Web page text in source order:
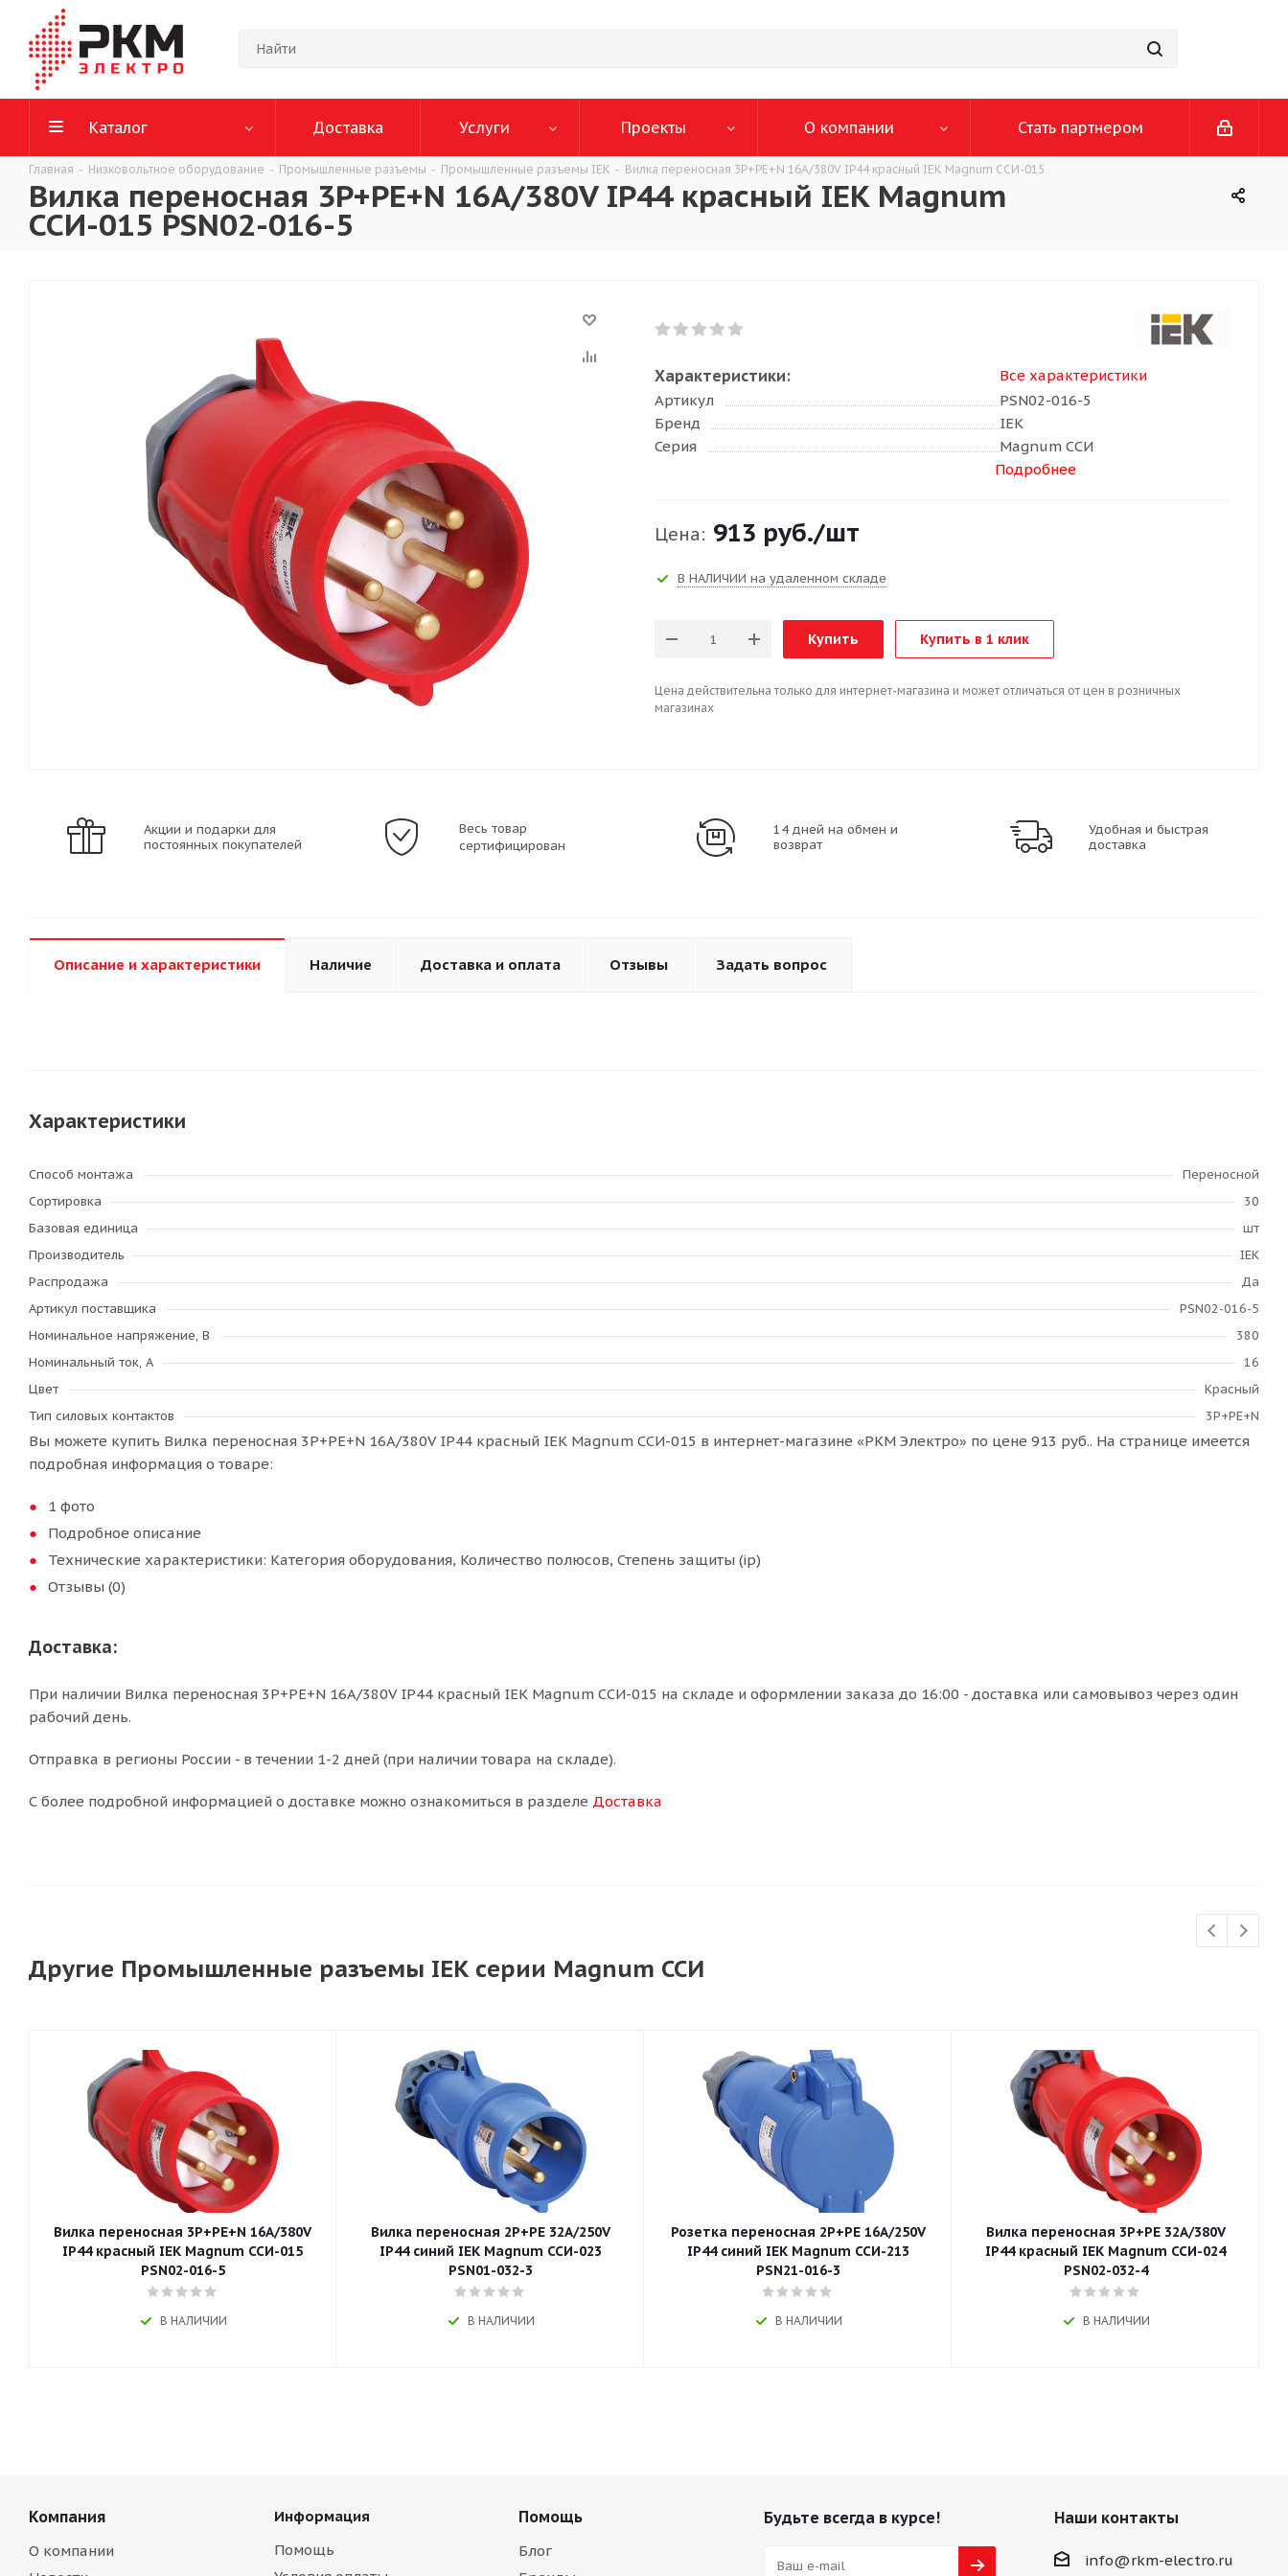
Каталог Доставка Услуги Проекты О компании Стать партнером
Главная - Низковольтное оборудование - Промышленные разъемы - Промышленные разъемы IEK - Вилка переносная 3P+РЕ+N 16A/380V IP44 красный IEK Magnum ССИ-015
Вилка переносная 3P+РЕ+N 16A/380V IP44 красный IEK Magnum
ССИ-015 PSN02-016-5
Характеристики:
Все характеристики
Артикул
PSN02-016-5
Бренд
IEK
Серия
Magnum ССИ
Подробнее
Цена: 913 руб./шт
В НАЛИЧИИ на удаленном складе
Купить Купить в 1 клик
Цена действительна только для интернет-магазина и может отличаться от цен в розничных
магазинах
Акции и подарки для
постоянных покупателей
Весь товар
сертифицирован
14 дней на обмен и
возврат
Удобная и быстрая
доставка
Описание и характеристики Наличие Доставка и оплата Отзывы Задать вопрос
Характеристики
Способ монтажа
Переносной
Сортировка
30
Базовая единица
шт
Производитель
IEK
Распродажа
Да
Артикул поставщика
PSN02-016-5
Номинальное напряжение, В
380
Номинальный ток, А
16
Цвет
Красный
Тип силовых контактов
3Р+РЕ+N
Вы можете купить Вилка переносная 3P+РЕ+N 16A/380V IP44 красный IEK Magnum ССИ-015 в интернет-магазине «РКМ Электро» по цене 913 руб.. На странице имеется
подробная информация о товаре:
1 фото
Подробное описание
Технические характеристики: Категория оборудования, Количество полюсов, Степень защиты (ip)
Отзывы (0)
Доставка:
При наличии Вилка переносная 3P+РЕ+N 16A/380V IP44 красный IEK Magnum ССИ-015 на складе и оформлении заказа до 16:00 - доставка или самовывоз через один
рабочий день.
Отправка в регионы России - в течении 1-2 дней (при наличии товара на складе).
С более подробной информацией о доставке можно ознакомиться в разделе Доставка
Другие Промышленные разъемы IEK серии Magnum ССИ
Вилка переносная 3P+РЕ+N 16A/380V
IP44 красный IEK Magnum ССИ-015
PSN02-016-5
В НАЛИЧИИ
Вилка переносная 2P+РЕ 32A/250V
IP44 синий IEK Magnum ССИ-023
PSN01-032-3
В НАЛИЧИИ
Розетка переносная 2P+РЕ 16A/250V
IP44 синий IEK Magnum ССИ-213
PSN21-016-3
В НАЛИЧИИ
Вилка переносная 3P+РЕ 32A/380V
IP44 красный IEK Magnum ССИ-024
PSN02-032-4
В НАЛИЧИИ
Компания
О компании
Информация
Помощь
Помощь
Блог
Будьте всегда в курсе! Наши контакты
info@rkm-electro.ru